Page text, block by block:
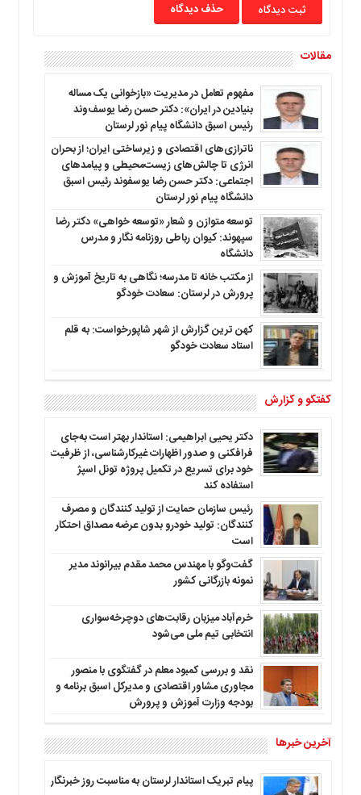
حذف دیدگاه
مقالات
مفهوم تعامل در مدیریت «بازخوانی یک مساله
بنیادین در ایران»: دکتر حسن رضا یوسف‌وند
رئیس اسبق دانشگاه پیام نور لرستان
ناترازی‌های اقتصادی و زیرساختی ایران؛ از بحران
انرژی تا چالش‌های زیست‌محیطی و پیامدهای
اجتماعی: دکتر حسن رضا یوسفوند رئیس اسبق
دانشگاه پیام نور لرستان
توسعه متوازن و شعار «توسعه خواهی» دکتر رضا
سپهوند: کیوان رباطی روزنامه نگار و مدرس
دانشگاه
از مکتب خانه تا مدرسه؛ نگاهی به تاریخ آموزش و
پرورش در لرستان: سعادت خودگو
کهن ترین گزارش از شهر شاپورخواست: به قلم
استاد سعادت خودگو
گفتگو و گزارش
دکتر یحیی ابراهیمی: استاندار بهتر است به‌جای
فرافکنی و صدور اظهارات غیرکارشناسی، از ظرفیت
خود برای تسریع در تکمیل پروژه تونل اسپژ
استفاده کند
رئیس سازمان حمایت از تولید کنندگان و مصرف
کنندگان: تولید خودرو بدون عرضه مصداق احتکار
است
گفت‌وگو با مهندس محمد مقدم بیرانوند مدیر
نمونه بازرگانی کشور
خرم‌آباد میزبان رقابت‌های دوچرخه‌سواری
انتخابی تیم ملی می‌شود
نقد و بررسی کمبود معلم در گفتگوی با منصور
مجاوری مشاور اقتصادی و مدیرکل اسبق برنامه و
بودجه وزارت آموزش و پرورش
آخرین خبرها
پیام تبریک استاندار لرستان به‌ مناسبت روز خبرنگار